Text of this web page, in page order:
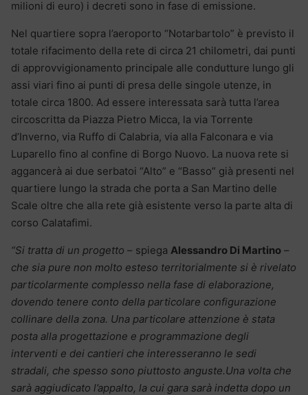
milioni di euro) i decreti sono in fase di emissione.
Nel quartiere sopra l’aeroporto “Notarbartolo” è previsto il
totale rifacimento della rete di circa 21 chilometri, dai punti
di approvvigionamento principale alle condutture lungo gli
assi viari fino ai punti di presa delle singole utenze, in
totale circa 1800. Ad essere interessata sarà tutta l’area
circoscritta da Piazza Pietro Micca, la via Torrente
d’Inverno, via Ruffo di Calabria, via alla Falconara e via
Luparello fino al confine di Borgo Nuovo. La nuova rete si
aggancerà ai due serbatoi “Alto” e “Basso” già presenti nel
quartiere lungo la strada che porta a San Martino delle
Scale oltre che alla rete già esistente verso la parte alta di
corso Calatafimi.
“Si tratta di un progetto – spiega Alessandro Di Martino –
che sia pure non molto esteso territorialmente si è rivelato
particolarmente complesso nella fase di elaborazione,
dovendo tenere conto della particolare configurazione
collinare della zona. Una particolare attenzione è stata
posta alla progettazione e programmazione degli
interventi e dei cantieri che interesseranno le sedi
stradali, che spesso sono piuttosto anguste.Una volta che
sarà aggiudicato l’appalto, la cui gara sarà indetta dopo un